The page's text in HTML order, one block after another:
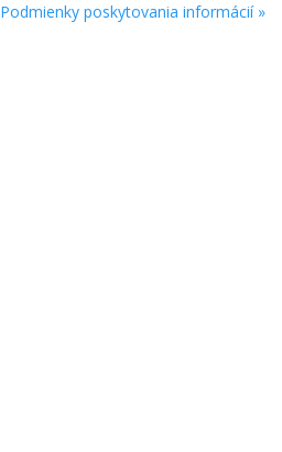
Podmienky poskytovania informácií »